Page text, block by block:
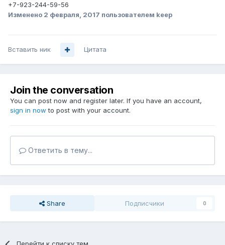
+7-923-244-59-56
Изменено 2 февраля, 2017 пользователем keep
Вставить ник Цитата
Join the conversation
You can post now and register later. If you have an account,
sign in now to post with your account.
Ответить в тему...
Share Подписчики 0